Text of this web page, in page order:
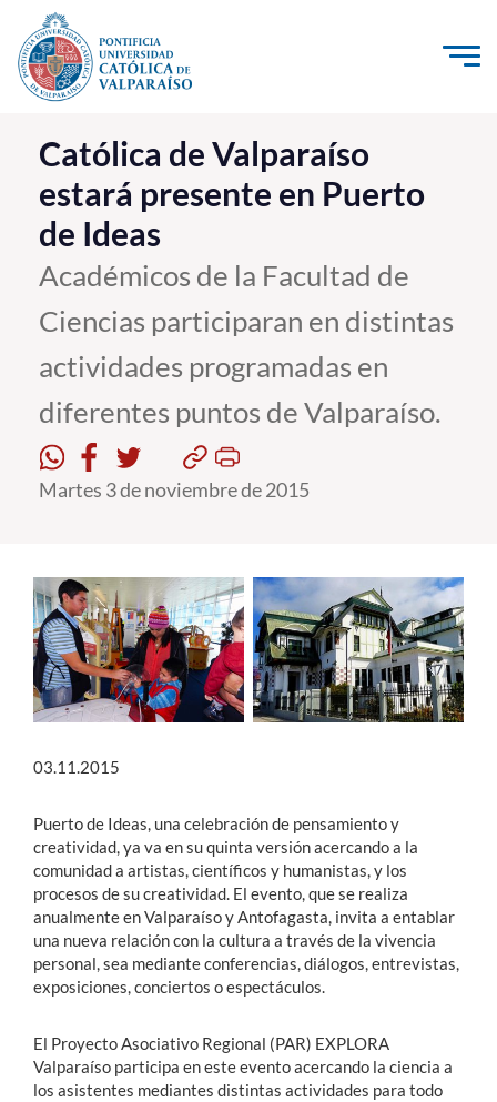
Click acá para ir directamente al contenido
La Universidad
Investigación, Creación e Innovación
PUCV Internacional
Vinculación con el Medio
Admisión
Pregrado
Postgrado
Formación Continua
Académicos
Funcionarios
Alumni
English
Católica de Valparaíso
estará presente en Puerto
de Ideas
Académicos de la Facultad de
Ciencias participaran en distintas
actividades programadas en
diferentes puntos de Valparaíso.
Martes 3 de noviembre de 2015
03.11.2015
Puerto de Ideas, una celebración de pensamiento y
creatividad, ya va en su quinta versión acercando a la
comunidad a artistas, científicos y humanistas, y los
procesos de su creatividad. El evento, que se realiza
anualmente en Valparaíso y Antofagasta, invita a entablar
una nueva relación con la cultura a través de la vivencia
personal, sea mediante conferencias, diálogos, entrevistas,
exposiciones, conciertos o espectáculos.
El Proyecto Asociativo Regional (PAR) EXPLORA
Valparaíso participa en este evento acercando la ciencia a
los asistentes mediantes distintas actividades para todo